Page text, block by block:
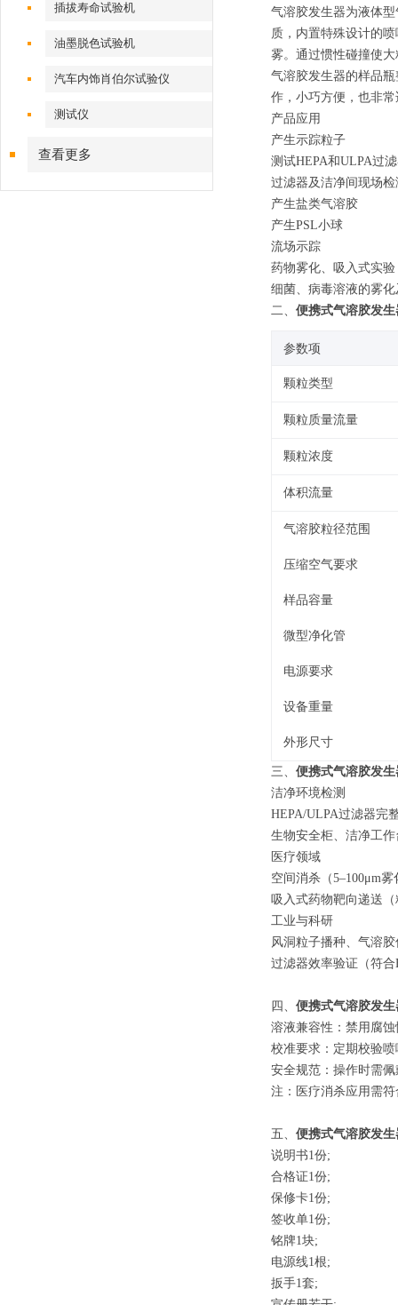
插拔寿命试验机
油墨脱色试验机
汽车内饰肖伯尔试验仪
测试仪
查看更多
气溶胶发生器为液体
质，内置特殊设计的
雾。通过惯性碰撞使
气溶胶发生器的样品
作，小巧方便，也非
产品应用
产生示踪粒子
测试HEPA和ULPA过
过滤器及洁净间现场检
产生盐类气溶胶
产生PSL小球
流场示踪
药物雾化、吸入式实验
细菌、病毒溶液的雾
二、 便携式气溶胶发生
参数项
颗粒类型
颗粒质量流量
颗粒浓度
体积流量
气溶胶粒径范围
压缩空气要求
样品容量
微型净化管
电源要求
设备重量
外形尺寸
三、 便携式气溶胶发生
洁净环境检测
HEPA/ULPA过滤器完
生物安全柜、洁净工
医疗领域
空间消杀（5–100μm雾
吸入式药物靶向递送
工业与科研
风洞粒子播种、气溶
过滤器效率验证（符合
四 、 便携式气溶胶发生
溶液兼容性 ：禁用腐
校准要求 ：定期校验
安全规范 ：操作时需
注 ：医疗消杀应用需符
五、 便携式气溶胶发生
说明书1份;
合格证1份;
保修卡1份;
签收单1份;
铭牌1块;
电源线1根;
扳手1套;